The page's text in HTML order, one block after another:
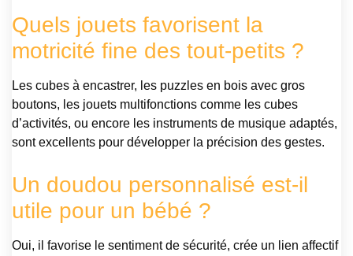
Quels jouets favorisent la
motricité fine des tout-petits ?
Les cubes à encastrer, les puzzles en bois avec gros
boutons, les jouets multifonctions comme les cubes
d’activités, ou encore les instruments de musique adaptés,
sont excellents pour développer la précision des gestes.
Un doudou personnalisé est-il
utile pour un bébé ?
Oui, il favorise le sentiment de sécurité, crée un lien affectif